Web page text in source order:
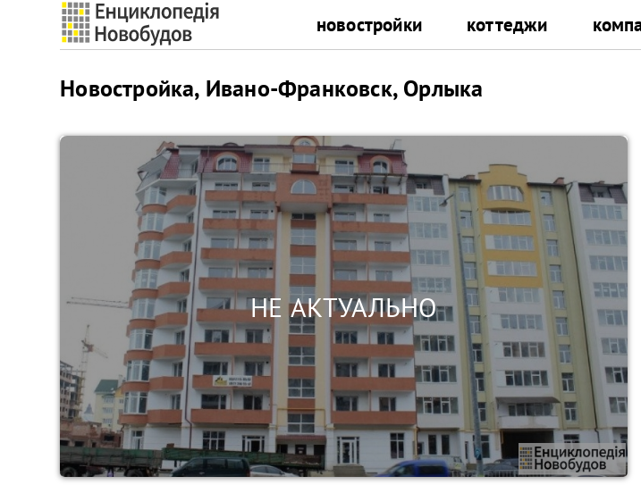
новостройки коттеджи
Новостройка, Ивано-Франковск, Орлыка